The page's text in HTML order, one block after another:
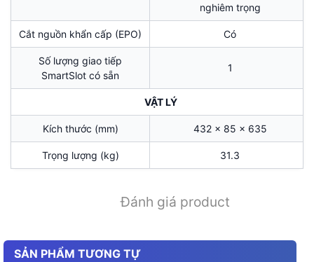
nghiêm trọng
Cắt nguồn khẩn cấp (EPO) Có
Số lượng giao tiếp
SmartSlot có sẵn
1
VẬT LÝ
Kích thước (mm) 432 x 85 x 635
Trọng lượng (kg) 31.3
Đánh giá product
SẢN PHẨM TƯƠNG TỰ